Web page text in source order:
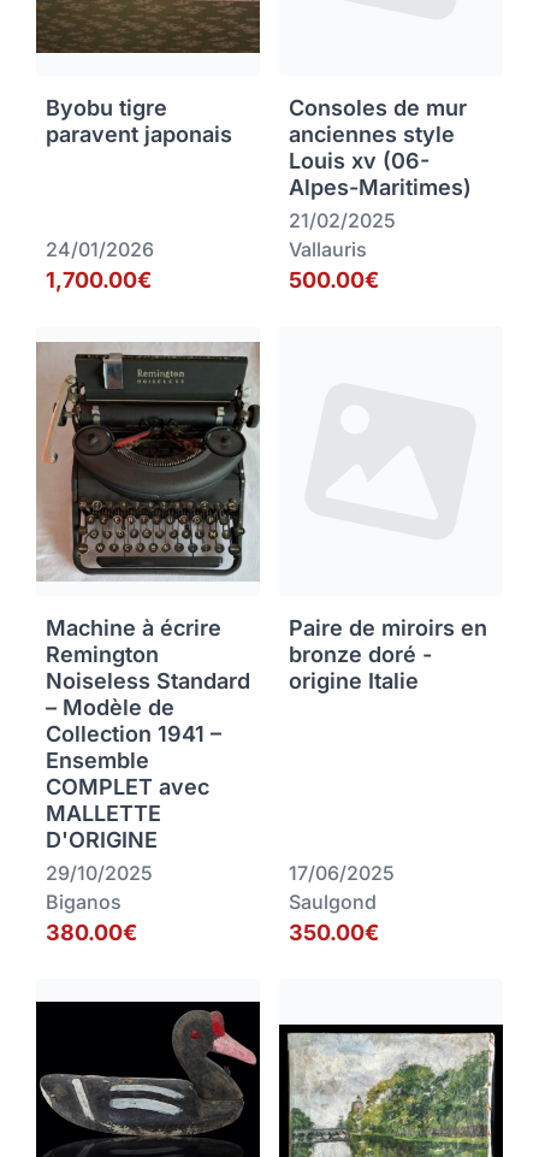
Byobu tigre
paravent japonais
24/01/2026
1,700.00€
Consoles de mur
anciennes style
Louis xv (06-
Alpes-Maritimes)
21/02/2025
Vallauris
500.00€
Machine à écrire
Remington
Noiseless Standard
– Modèle de
Collection 1941 –
Ensemble
COMPLET avec
MALLETTE
D'ORIGINE
29/10/2025
Biganos
380.00€
Paire de miroirs en
bronze doré -
origine Italie
17/06/2025
Saulgond
350.00€